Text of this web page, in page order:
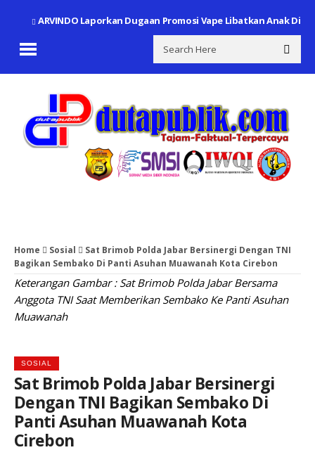
ARVINDO Laporkan Dugaan Promosi Vape Libatkan Anak Di
Home Sosial
Sat Brimob Polda Jabar Bersinergi Dengan TNI
Bagikan Sembako Di Panti Asuhan Muawanah Kota Cirebon
Keterangan Gambar : Sat Brimob Polda Jabar Bersama
Anggota TNI Saat Memberikan Sembako Ke Panti Asuhan
Muawanah
SOSIAL
Sat Brimob Polda Jabar Bersinergi
Dengan TNI Bagikan Sembako Di
Panti Asuhan Muawanah Kota
Cirebon